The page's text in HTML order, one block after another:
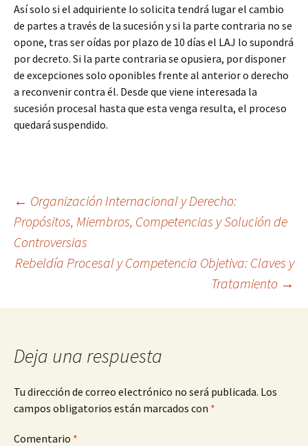
Así solo si el adquiriente lo solicita tendrá lugar el cambio
de partes a través de la sucesión y si la parte contraria no se
opone, tras ser oídas por plazo de 10 días el LAJ lo supondrá
por decreto. Si la parte contraria se opusiera, por disponer
de excepciones solo oponibles frente al anterior o derecho
a reconvenir contra él. Desde que viene interesada la
sucesión procesal hasta que esta venga resulta, el proceso
quedará suspendido.
Navegación
de
entradas
← Organización Internacional y Derecho:
Propósitos, Miembros, Competencias y Solución de
Controversias
Rebeldía Procesal y Competencia Objetiva: Claves y
Tratamiento →
Deja una respuesta
Tu dirección de correo electrónico no será publicada. Los
campos obligatorios están marcados con *
Comentario *